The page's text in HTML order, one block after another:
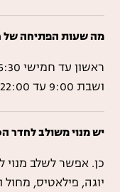
מה שעות הפתיחה של
ושבת 9:00 עד 22:00, בכל הסניפים.
יש מנוי משולב לחדר
כן. אפשר לשלב מנוי
יוגה, פילאטיס,